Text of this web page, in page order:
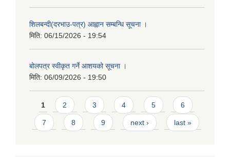
शिलबन्दी(दरभाउ-पत्र) आह्वान सम्बन्धि सूचना ।
मिति: 06/15/2026 - 19:54
बोलपत्र स्वीकृत गर्ने आशयको सूचना ।
मिति: 06/09/2026 - 19:50
Pages
1 2 3 4 5 6
7 8 9 next › last »